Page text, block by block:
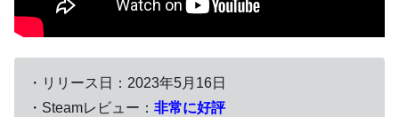
・リリース日：2023年5月16日
・Steamレビュー： 非常に好評